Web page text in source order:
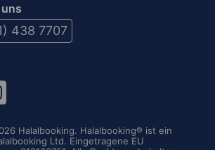
438 7707
Halalbooking. Halalbooking® ist ein
Ltd. Eingetragene EU